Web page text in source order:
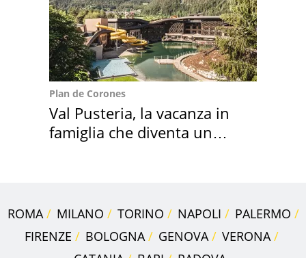
Plan de Corones
Val Pusteria, la vacanza in
famiglia che diventa un
ROMA MILANO TORINO NAPOLI
PALERMO
FIRENZE
BOLOGNA GENOVA
VERONA